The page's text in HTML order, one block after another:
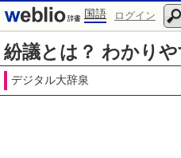
国語 ログイン
紛議とは？ わかり
デジタル大辞泉